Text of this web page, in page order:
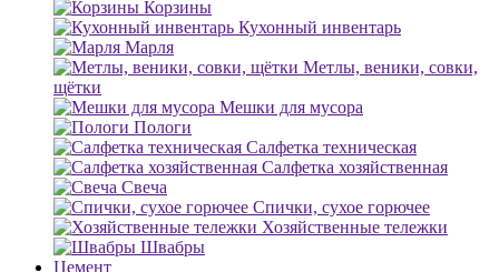
Корзины
Кухонный инвентарь
Марля
Метлы, веники, совки,
щётки
Мешки для мусора
Пологи
Салфетка техническая
Салфетка хозяйственная
Свеча
Спички, сухое горючее
Хозяйственные тележки
Швабры
Цемент